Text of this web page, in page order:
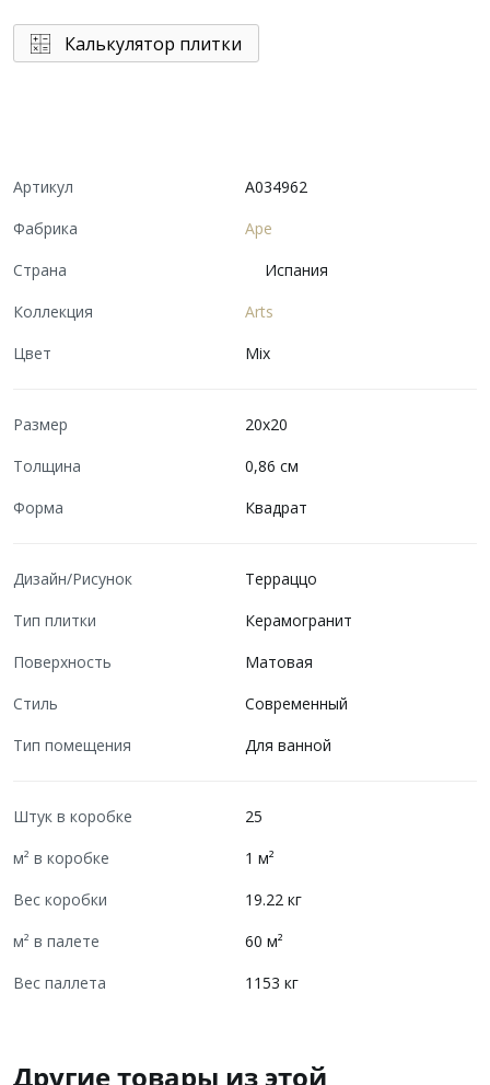
Калькулятор плитки
Артикул
A034962
Фабрика
Ape
Страна
Испания
Коллекция
Arts
Цвет
Mix
Размер
20x20
Толщина
0,86 см
Форма
Квадрат
Дизайн/Рисунок
Терраццо
Тип плитки
Керамогранит
Поверхность
Матовая
Стиль
Современный
Тип помещения
Для ванной
Штук в коробке
25
м² в коробке
1 м²
Вес коробки
19.22 кг
м² в палете
60 м²
Вес паллета
1153 кг
Другие товары из этой